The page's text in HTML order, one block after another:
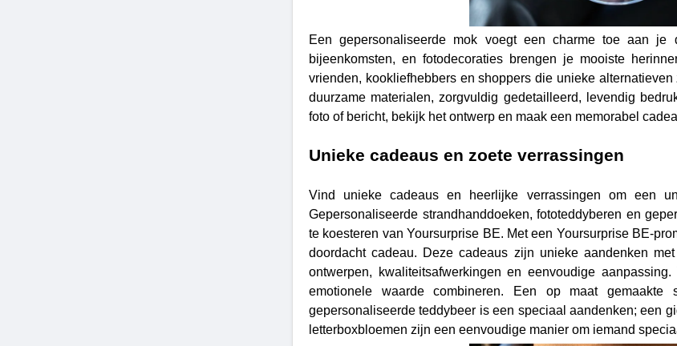
Een gepersonaliseerde mok voegt een charme toe aan
bijeenkomsten, en fotodecoraties brengen je mooiste
vrienden, kookliefhebbers en shoppers die unieke
duurzame materialen, zorgvuldig gedetailleerd, levendig
foto of bericht, bekijk het ontwerp en maak een memorabel
Unieke cadeaus en zoete verrassingen
Vind unieke cadeaus en heerlijke verrassingen om een
Gepersonaliseerde strandhanddoeken, fototeddyberen en
te koesteren van Yoursurprise BE. Met een Yoursurprise BE-
doordacht cadeau. Deze cadeaus zijn unieke aandenken
ontwerpen, kwaliteitsafwerkingen en eenvoudige
emotionele waarde combineren. Een op maat gemaakte
gepersonaliseerde teddybeer is een speciaal aandenken; een
letterboxbloemen zijn een eenvoudige manier om iemand